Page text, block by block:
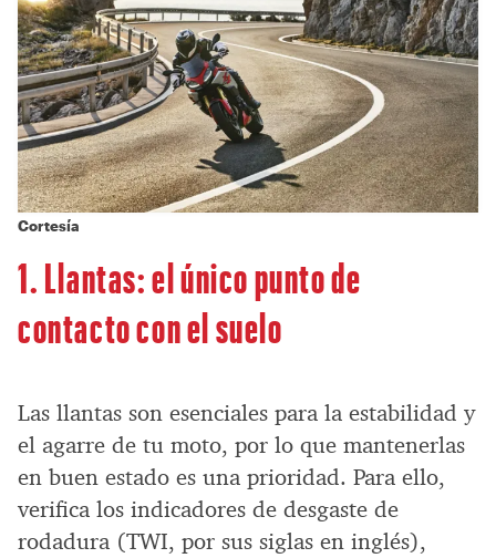
Cortesía
1. Llantas: el único punto de
contacto con el suelo
Las llantas son esenciales para la estabilidad y
el agarre de tu moto, por lo que mantenerlas
en buen estado es una prioridad. Para ello,
verifica los indicadores de desgaste de
rodadura (TWI, por sus siglas en inglés),